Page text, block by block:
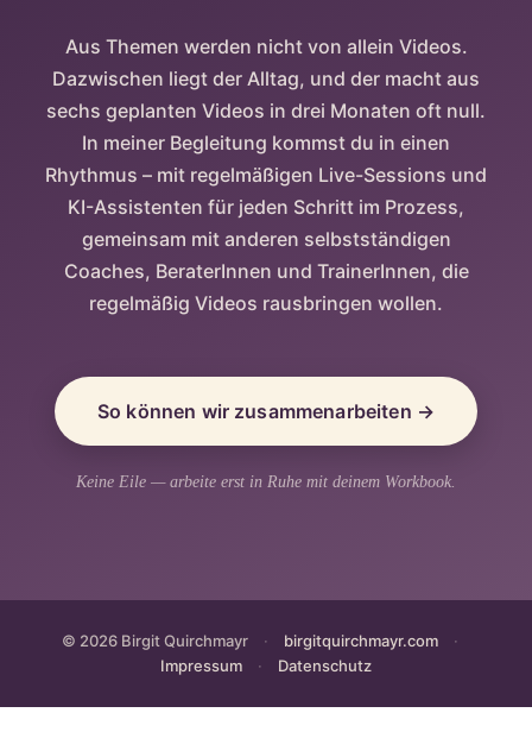
Aus Themen werden nicht von allein Videos.
Dazwischen liegt der Alltag, und der macht aus
sechs geplanten Videos in drei Monaten oft null.
In meiner Begleitung kommst du in einen
Rhythmus – mit regelmäßigen Live-Sessions und
KI-Assistenten für jeden Schritt im Prozess,
gemeinsam mit anderen selbstständigen
Coaches, BeraterInnen und TrainerInnen, die
regelmäßig Videos rausbringen wollen.
So können wir zusammenarbeiten →
Keine Eile — arbeite erst in Ruhe mit deinem Workbook.
© 2026 Birgit Quirchmayr · birgitquirchmayr.com
·
Impressum
· Datenschutz